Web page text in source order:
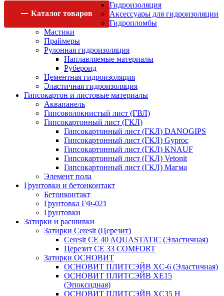
Каталог товаров
Гидроизоляция
Аксессуары для гидроизоляции
Гидропломбы
Мастики
Праймеры
Рулонная гидроизоляция
Наплавляемые материалы
Рубероид
Цементная гидроизоляция
Эластичная гидроизоляция
Гипсокартон и листовые материалы
Аквапанель
Гипсоволокнистый лист (ГВЛ)
Гипсокартонный лист (ГКЛ)
Гипсокартонный лист (ГКЛ) DANOGIPS
Гипсокартонный лист (ГКЛ) Gyproc
Гипсокартонный лист (ГКЛ) KNAUF
Гипсокартонный лист (ГКЛ) Vetonit
Гипсокартонный лист (ГКЛ) Магма
Элемент пола
Грунтовки и бетонконтакт
Бетонконтакт
Грунтовка ГФ-021
Грунтовки
Затирки и расшивки
Затирки Ceresit (Церезит)
Ceresit CE 40 AQUASTATIC (Эластичная)
Церезит CE 33 COMFORT
Затирки ОСНОВИТ
ОСНОВИТ ПЛИТСЭЙВ XC-6 (Эластичная)
ОСНОВИТ ПЛИТСЭЙВ XЕ15
(Эпоксидная)
ОСНОВИТ ПЛИТСЭЙВ XС35 Н